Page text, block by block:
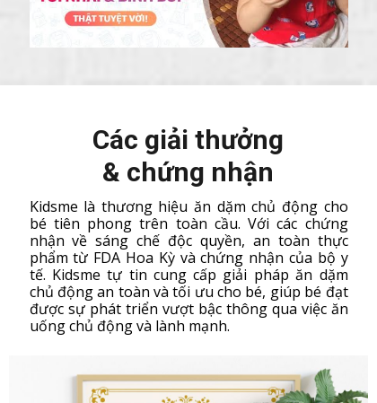
Kidsme là thương hiệu ăn dặm chủ động cho
bé tiên phong trên toàn cầu. Với các chứng
nhận về sáng chế độc quyền, an toàn thực
phẩm từ FDA Hoa Kỳ và chứng nhận của bộ y
tế. Kidsme tự tin cung cấp giải pháp ăn dặm
chủ động an toàn và tối ưu cho bé, giúp bé đạt
được sự phát triển vượt bậc thông qua việc ăn
uống chủ động và lành mạnh.
Các giải thưởng
& chứng nhận